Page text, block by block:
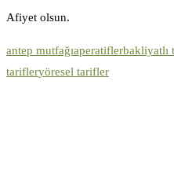
Afiyet olsun.
antep mutfağıaperatiflerbakliyatlı
tarifleryöresel tarifler